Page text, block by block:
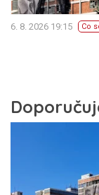
6. 8. 2026 19:15 Co